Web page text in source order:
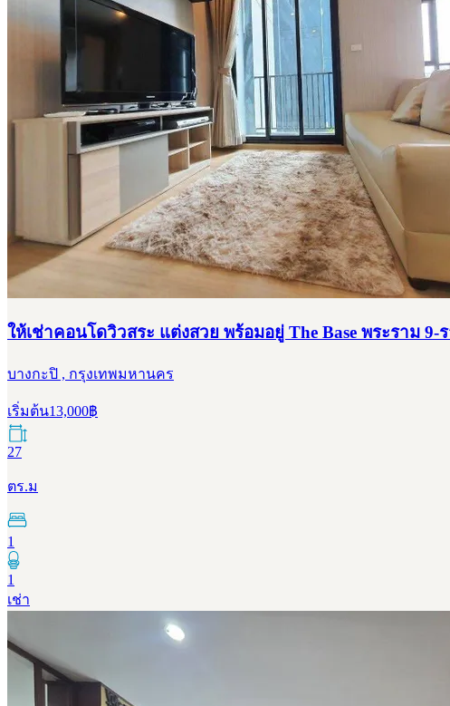
ให้เช่าคอนโดวิวสระ แต่งสวย พร้อมอยู่ The Base พระราม 9-
บางกะปิ , กรุงเทพมหานคร
เริ่มต้น13,000฿
27
ตร.ม
1
1
เช่า